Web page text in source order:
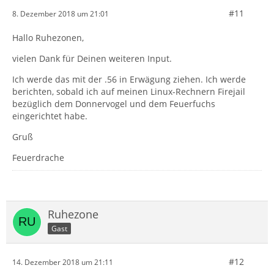
8. Dezember 2018 um 21:01 #11
Hallo Ruhezonen,
vielen Dank für Deinen weiteren Input.
Ich werde das mit der .56 in Erwägung ziehen. Ich werde
berichten, sobald ich auf meinen Linux-Rechnern Firejail
bezüglich dem Donnervogel und dem Feuerfuchs
eingerichtet habe.
Gruß
Feuerdrache
Ruhezone
Gast
14. Dezember 2018 um 21:11 #12